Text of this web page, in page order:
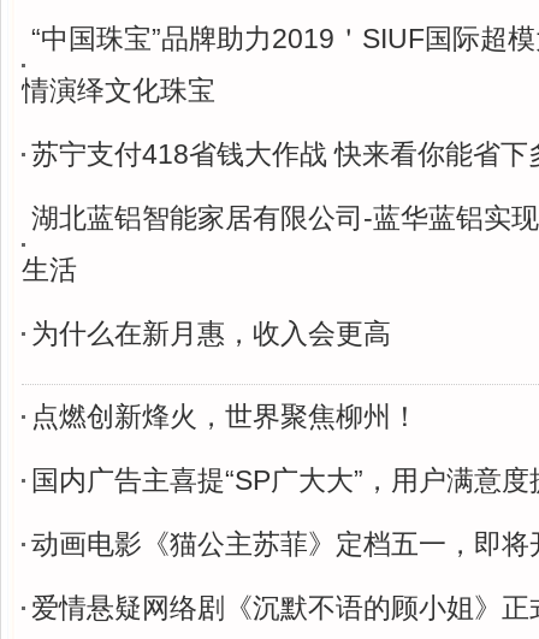
“中国珠宝”品牌助力2019＇SIUF国际超
情演绎文化珠宝
苏宁支付418省钱大作战 快来看你能省下
湖北蓝铝智能家居有限公司-蓝华蓝铝实
生活
为什么在新月惠，收入会更高
点燃创新烽火，世界聚焦柳州！
国内广告主喜提“SP广大大”，用户满意
动画电影《猫公主苏菲》定档五一，即将
爱情悬疑网络剧《沉默不语的顾小姐》正